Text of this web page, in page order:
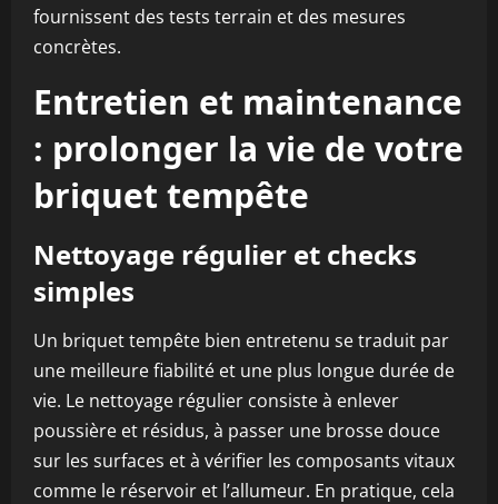
fournissent des tests terrain et des mesures
concrètes.
Entretien et maintenance
: prolonger la vie de votre
briquet tempête
Nettoyage régulier et checks
simples
Un briquet tempête bien entretenu se traduit par
une meilleure fiabilité et une plus longue durée de
vie. Le nettoyage régulier consiste à enlever
poussière et résidus, à passer une brosse douce
sur les surfaces et à vérifier les composants vitaux
comme le réservoir et l’allumeur. En pratique, cela